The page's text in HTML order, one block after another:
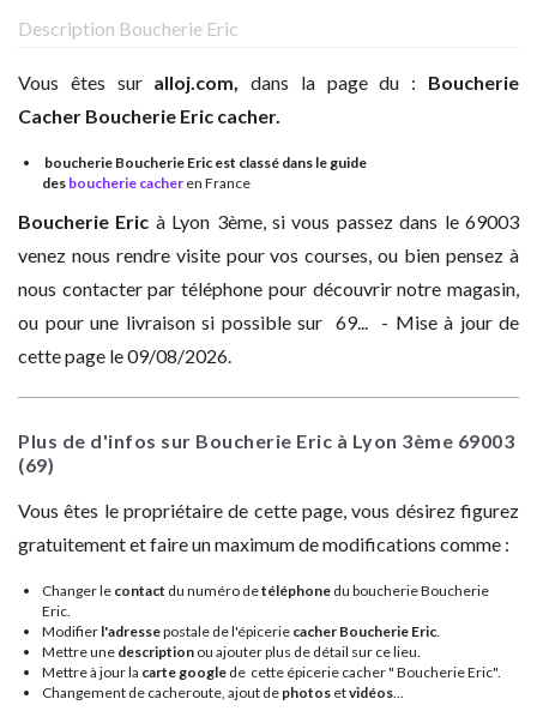
Description Boucherie Eric
Vous êtes sur alloj.com,dans la page du : Boucherie
Cacher Boucherie Eric cacher.
boucherie Boucherie Eric est classé dans le guide
des boucherie cacher en France
Boucherie Eric à Lyon 3ème, si vous passez dans le 69003
venez nous rendre visite pour vos courses, ou bien pensez à
nous contacter par téléphone pour découvrir notre magasin,
ou pour une livraison si possible sur 69... - Mise à jour de
cette page le 09/08/2026.
Plus de d'infos sur Boucherie Eric à Lyon 3ème 69003
(69)
Vous êtes le propriétaire de cette page, vous désirez figurez
gratuitement et faire un maximum de modifications comme :
Changer le contact du numéro detéléphone du boucherie Boucherie
Eric.
Modifier l'adressepostale de l'épicerie cacher Boucherie Eric
Mettre une description ou ajouter plus de détail sur ce lieu.
Mettre à jour la carte google de cette épicerie cacher " Boucherie Eric".
Changement de cacheroute, ajout de photos etvidéos